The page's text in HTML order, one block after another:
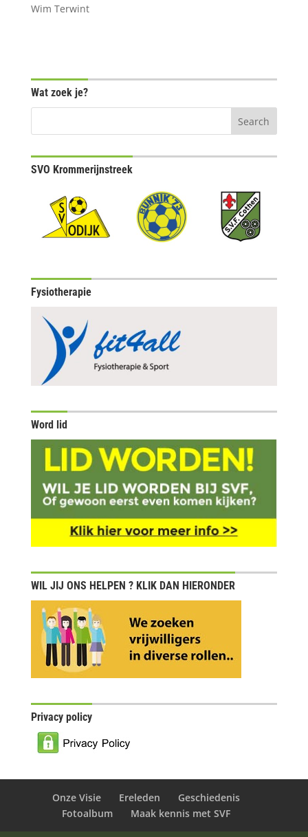
Wim Terwint
Wat zoek je?
SVO Krommerijnstreek
Fysiotherapie
Word lid
WIL JIJ ONS HELPEN ? KLIK DAN HIERONDER
Privacy policy
Onze Visie Ereleden
Geschiedenis
Fotoalbum
Maak kennis met SVF